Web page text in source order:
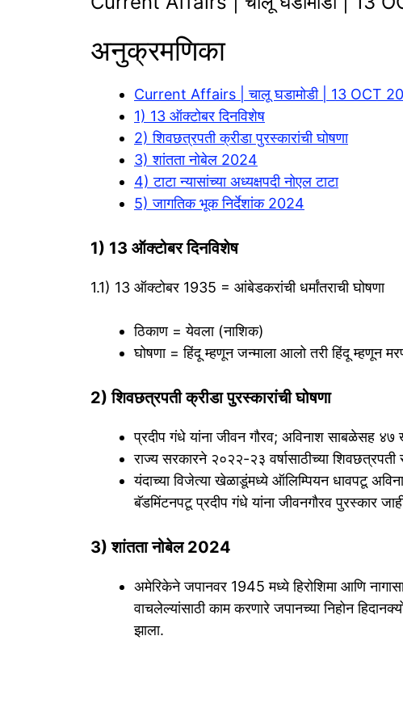
अनुक्रमणिका
Current Affairs | चालू घडामोडी | 13 OCT
1) 13 ऑक्टोबर दिनविशेष
2) शिवछत्रपती क्रीडा पुरस्कारांची घोषणा
3) शांतता नोबेल 2024
4) टाटा न्यासांच्या अध्यक्षपदी नोएल टाटा
5) जागतिक भूक निर्देशांक 2024
1) 13 ऑक्टोबर दिनविशेष
1.1) 13 ऑक्टोबर 1935 = आंबेडकरांची धर्मांतराची घोषणा
ठिकाण = येवला (नाशिक)
घोषणा = हिंदू म्हणून जन्माला आलो तरी हिंदू म्हणून
2) शिवछत्रपती क्रीडा पुरस्कारांची घोषणा
प्रदीप गंधे यांना जीवन गौरव; अविनाश साबळेसह
राज्य सरकारने २०२२-२३ वर्षासाठीच्या शिवछत्रपती
यंदाच्या विजेत्या खेळाडूंमध्ये ऑलिम्पियन धावपटू
बॅडमिंटनपटू प्रदीप गंधे यांना जीवनगौरव पुरस्कार
3) शांतता नोबेल 2024
अमेरिकेने जपानवर 1945 मध्ये हिरोशिमा आणि
वाचलेल्यांसाठी काम करणारे जपानच्या निहोन
झाला.